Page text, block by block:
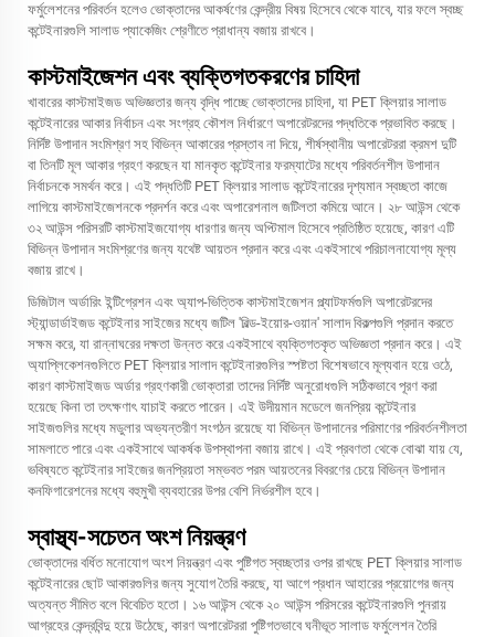
ফর্মুলেশনের পরিবর্তন হলেও ভোক্তাদের আকর্ষণের কেন্দ্রীয় বিষয় হিসেবে থেকে যাবে, যার ফলে স্বচ্ছ
কন্টেইনারগুলি সালাড প্যাকেজিং শ্রেণীতে প্রাধান্য বজায় রাখবে।
কাস্টমাইজেশন এবং ব্যক্তিগতকরণের চাহিদা
খাবারের কাস্টমাইজড অভিজ্ঞতার জন্য বৃদ্ধি পাচ্ছে ভোক্তাদের চাহিদা, যা PET ক্লিয়ার সালাড
কন্টেইনারের আকার নির্বাচন এবং সংগ্রহ কৌশল নির্ধারণে অপারেটরদের পদ্ধতিকে প্রভাবিত করছে।
নির্দিষ্ট উপাদান সংমিশ্রণ সহ বিভিন্ন আকারের প্রস্তাব না দিয়ে, শীর্ষস্থানীয় অপারেটররা ক্রমশ দুটি
বা তিনটি মূল আকার গ্রহণ করছেন যা মানকৃত কন্টেইনার ফরম্যাটের মধ্যে পরিবর্তনশীল উপাদান
নির্বাচনকে সমর্থন করে। এই পদ্ধতিটি PET ক্লিয়ার সালাড কন্টেইনারের দৃশ্যমান স্বচ্ছতা কাজে
লাগিয়ে কাস্টমাইজেশনকে প্রদর্শন করে এবং অপারেশনাল জটিলতা কমিয়ে আনে। ২৮ আউন্স থেকে
৩২ আউন্স পরিসরটি কাস্টমাইজযোগ্য ধারণার জন্য অপ্টিমাল হিসেবে প্রতিষ্ঠিত হয়েছে, কারণ এটি
বিভিন্ন উপাদান সংমিশ্রণের জন্য যথেষ্ট আয়তন প্রদান করে এবং একইসাথে পরিচালনাযোগ্য মূল্য
বজায় রাখে।
ডিজিটাল অর্ডারিং ইন্টিগ্রেশন এবং অ্যাপ-ভিত্তিক কাস্টমাইজেশন প্ল্যাটফর্মগুলি অপারেটরদের
স্ট্যান্ডার্ডাইজড কন্টেইনার সাইজের মধ্যে জটিল 'বিল্ড-ইয়োর-ওয়ান' সালাদ বিকল্পগুলি প্রদান করতে
সক্ষম করে, যা রান্নাঘরের দক্ষতা উন্নত করে একইসাথে ব্যক্তিগতকৃত অভিজ্ঞতা প্রদান করে। এই
অ্যাপ্লিকেশনগুলিতে PET ক্লিয়ার সালাদ কন্টেইনারগুলির স্পষ্টতা বিশেষভাবে মূল্যবান হয়ে ওঠে,
কারণ কাস্টমাইজড অর্ডার গ্রহণকারী ভোক্তারা তাদের নির্দিষ্ট অনুরোধগুলি সঠিকভাবে পূরণ করা
হয়েছে কিনা তা তৎক্ষণাৎ যাচাই করতে পারেন। এই উদীয়মান মডেলে জনপ্রিয় কন্টেইনার
সাইজগুলির মধ্যে মডুলার অভ্যন্তরীণ সংগঠন রয়েছে যা বিভিন্ন উপাদানের পরিমাণের পরিবর্তনশীলতা
সামলাতে পারে এবং একইসাথে আকর্ষক উপস্থাপনা বজায় রাখে। এই প্রবণতা থেকে বোঝা যায় যে,
ভবিষ্যতে কন্টেইনার সাইজের জনপ্রিয়তা সম্ভবত পরম আয়তনের বিবরণের চেয়ে বিভিন্ন উপাদান
কনফিগারেশনের মধ্যে বহুমুখী ব্যবহারের উপর বেশি নির্ভরশীল হবে।
স্বাস্থ্য-সচেতন অংশ নিয়ন্ত্রণ
ভোক্তাদের বর্ধিত মনোযোগ অংশ নিয়ন্ত্রণ এবং পুষ্টিগত স্বচ্ছতার ওপর রাখছে PET ক্লিয়ার সালাড
কন্টেইনারের ছোট আকারগুলির জন্য সুযোগ তৈরি করছে, যা আগে প্রধান আহারের প্রয়োগের জন্য
অত্যন্ত সীমিত বলে বিবেচিত হতো। ১৬ আউন্স থেকে ২০ আউন্স পরিসরের কন্টেইনারগুলি পুনরায়
আগ্রহের কেন্দ্রবিন্দু হয়ে উঠেছে, কারণ অপারেটররা পুষ্টিগতভাবে ঘনীভূত সালাড ফর্মুলেশন তৈরি